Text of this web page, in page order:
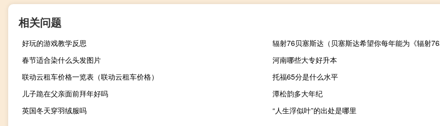
相关问题
好玩的游戏教学反思
春节适合染什么头发图片
河南哪些大专好升本
联动云租车价格一览表（联动云租车价格）
托福65分是什么水平
儿子跪在父亲面前拜年好吗
潭松韵多大年纪
英国冬天穿羽绒服吗
“人生浮似叶”的出处是哪里